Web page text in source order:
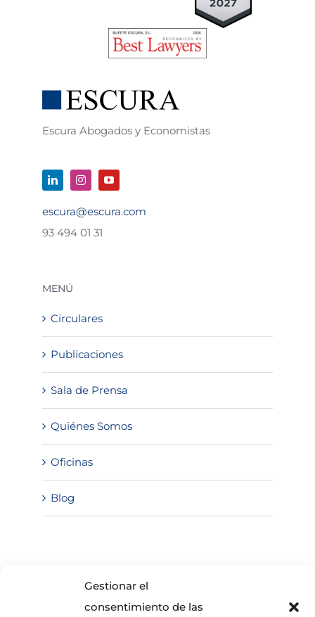
Gestionar el
consentimiento de las
Escura Abogados y Economistas
escura@escura.com
93 494 01 31
MENÚ
Circulares
Publicaciones
Sala de Prensa
Quiénes Somos
Oficinas
Blog